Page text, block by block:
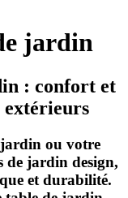
jardin
: confort et
extérieurs
jardin ou votre
de jardin design,
et durabilité.